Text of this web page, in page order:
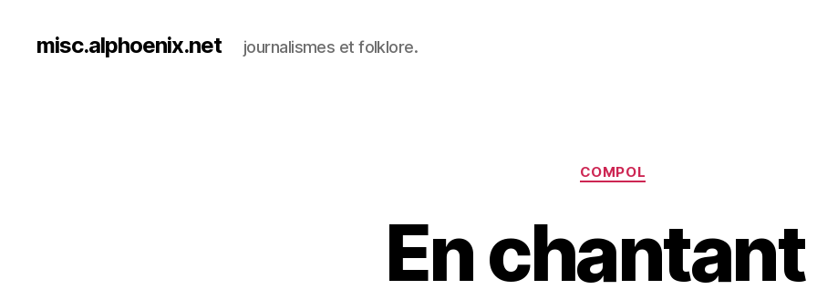
misc.alphoenix.net journalismes et folklore.
Catégories
COMPOL
En chantant